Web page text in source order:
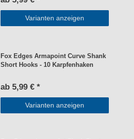
Varianten anzeigen
Fox Edges Armapoint Curve Shank
Short Hooks - 10 Karpfenhaken
ab 5,99 € *
Varianten anzeigen